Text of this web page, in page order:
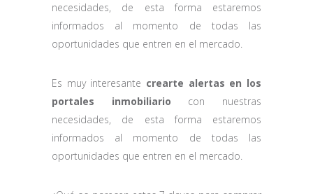
necesidades, de esta forma estaremos
informados al momento de todas las
oportunidades que entren en el mercado.
Es muy interesante crearte alertas en los
portales inmobiliario con nuestras
necesidades, de esta forma estaremos
informados al momento de todas las
oportunidades que entren en el mercado.